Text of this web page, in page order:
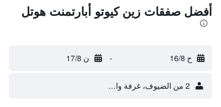
أفضل صفقات زين كيوتو أبارتمنت هوتل
ح 16/8 - ن 17/8
2 من الضيوف، غرفة واحدة